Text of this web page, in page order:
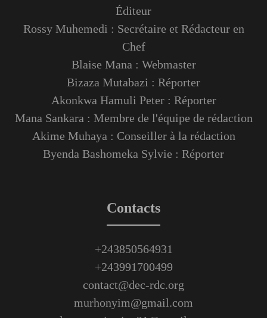
Éditeur
Rossy Muhemedi : Secrétaire et Rédacteur en
Chef
Blaise Mana : Webmaster
Bizaza Mutabazi : Réporter
Akonkwa Hamuli Peter : Réporter
Mana Sankara : Membre de l'équipe de rédaction
Akime Muhaya : Conseiller à la rédaction
Byenda Bashomeka Sylvie : Réporter
Contacts
+243850564931
+243991700499
contact@dec-rdc.org
murhonyim@gmail.com